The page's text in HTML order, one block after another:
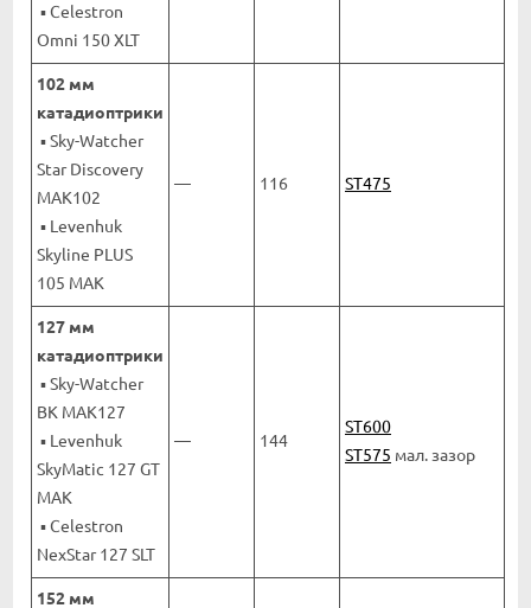
▪ Celestron
Omni 150 XLT
102 мм
катадиоптрики
▪ Sky-Watcher
Star Discovery
MAK102
▪ Levenhuk
Skyline PLUS
105 MAK
— 116 ST475
127 мм
катадиоптрики
▪ Sky-Watcher
BK MAK127
▪ Levenhuk
SkyMatic 127 GT
MAK
▪ Celestron
NexStar 127 SLT
— 144
ST600
ST575 мал. зазор
152 мм